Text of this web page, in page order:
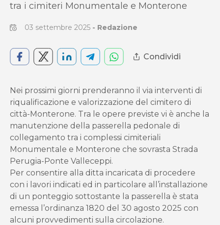
tra i cimiteri Monumentale e Monterone
03 settembre 2025 - Redazione
Condividi
Nei prossimi giorni prenderanno il via interventi di
riqualificazione e valorizzazione del cimitero di
città-Monterone. Tra le opere previste vi è anche la
manutenzione della passerella pedonale di
collegamento tra i complessi cimiteriali
Monumentale e Monterone che sovrasta Strada
Perugia-Ponte Valleceppi.
Per consentire alla ditta incaricata di procedere
con i lavori indicati ed in particolare all’installazione
di un ponteggio sottostante la passerella è stata
emessa l’ordinanza 1820 del 30 agosto 2025 con
alcuni provvedimenti sulla circolazione.